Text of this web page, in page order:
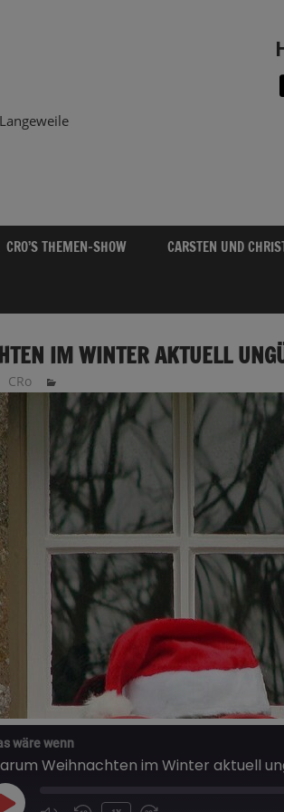
CRO’S THEMEN-SHOW CARSTEN UND
IM WINTER AKTUELL
CRo
wäre wenn
Weihnachten im Winter aktuell